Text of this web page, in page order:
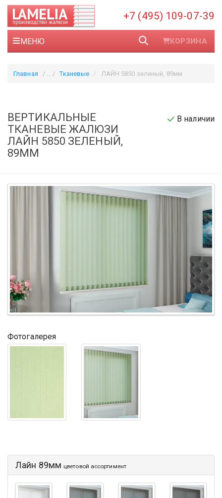
+7 (495) 109-07-39
МЕНЮ КОРЗИНА
Главная Тканевые ЛАЙН 5850 зеленый, 89мм
ВЕРТИКАЛЬНЫЕ
ТКАНЕВЫЕ ЖАЛЮЗИ
ЛАЙН 5850 ЗЕЛЕНЫЙ,
89ММ
В наличии
Фотогалерея
Лайн 89мм цветовой ассортимент